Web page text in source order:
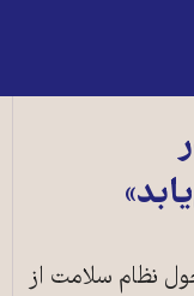
نظام سلامت از